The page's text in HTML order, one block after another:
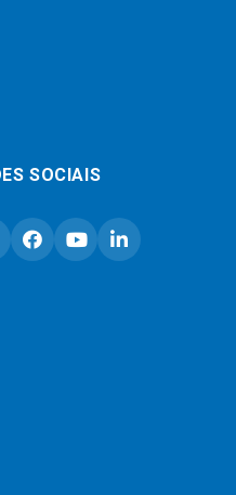
SOCIAIS